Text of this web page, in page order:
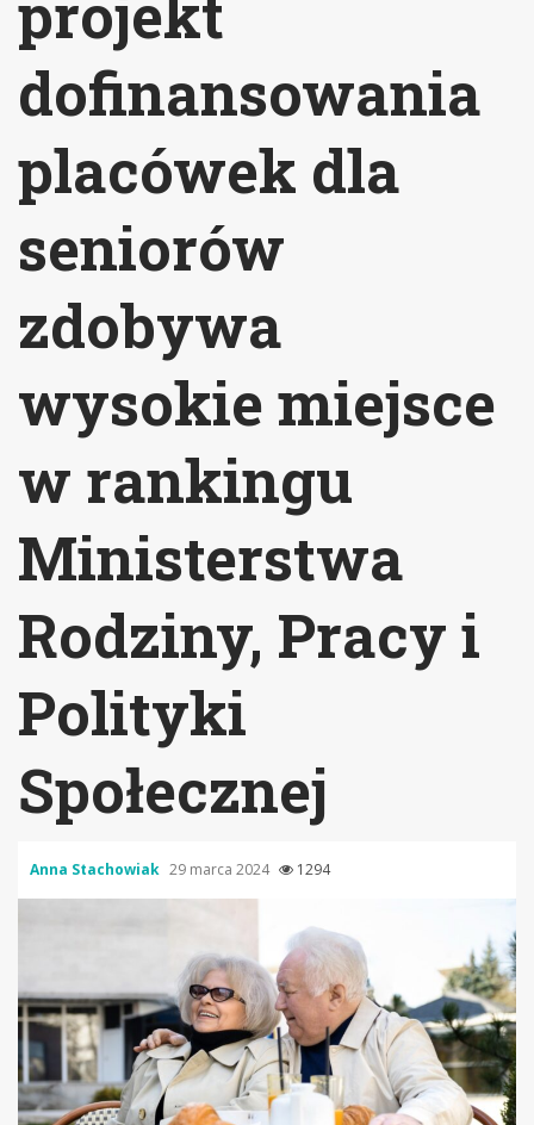
dofinansowania
placówek dla
seniorów
zdobywa
wysokie miejsce
w rankingu
Ministerstwa
Rodziny, Pracy i
Polityki
Społecznej
Anna Stachowiak 29 marca 2024 1294